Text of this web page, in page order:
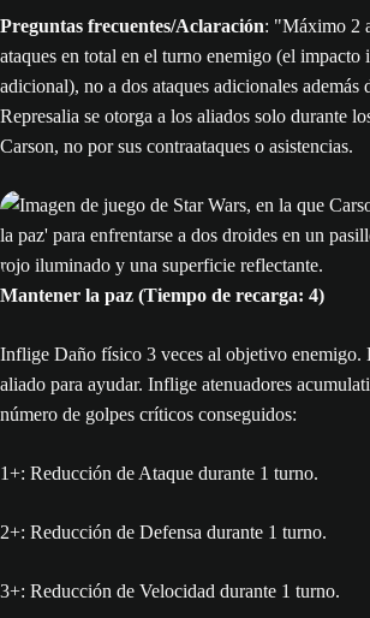
Preguntas frecuentes/Aclaración: "Máximo 2
ataques en total en el turno enemigo (el impacto
adicional), no a dos ataques adicionales además
Represalia se otorga a los aliados solo durante
Carson, no por sus contraataques o asistencias.
Mantener la paz (Tiempo de recarga: 4)
Inflige Daño físico 3 veces al objetivo enemigo.
aliado para ayudar. Inflige atenuadores
número de golpes críticos conseguidos:
1+: Reducción de Ataque durante 1 turno.
2+: Reducción de Defensa durante 1 turno.
3+: Reducción de Velocidad durante 1 turno.